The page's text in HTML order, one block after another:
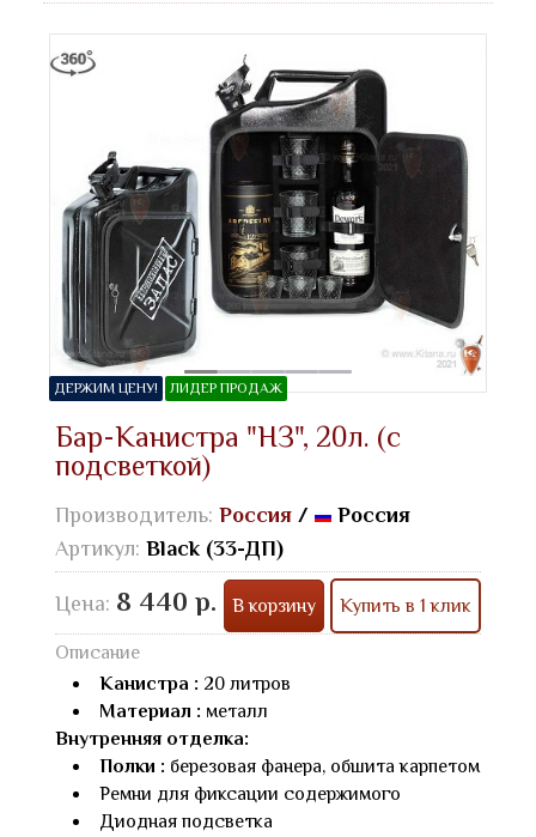
ДЕРЖИМ ЦЕНУ! ЛИДЕР ПРОДАЖ
Бар-Канистра "НЗ", 20л. (с
подсветкой)
Производитель: Россия /
Россия
Артикул: Black (33-ДП)
Цена: 8 440 р. В корзину Купить в 1 клик
Описание
Канистра : 20 литров
Материал : металл
Внутренняя отделка:
Полки : березовая фанера, обшита карпетом
Ремни для фиксации содержимого
Диодная подсветка